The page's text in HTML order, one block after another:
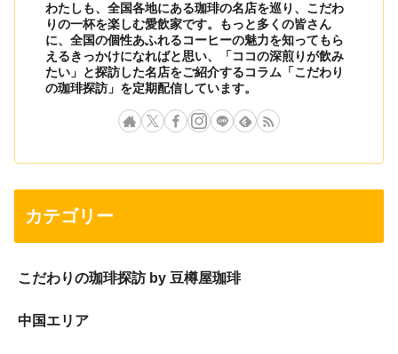
わたしも、全国各地にある珈琲の名店を巡り、こだわ
りの一杯を楽しむ愛飲家です。もっと多くの皆さん
に、全国の個性あふれるコーヒーの魅力を知ってもら
えるきっかけになればと思い、「ココの深煎りが飲み
たい」と探訪した名店をご紹介するコラム「こだわり
の珈琲探訪」を定期配信しています。
カテゴリー
こだわりの珈琲探訪 by 豆樽屋珈琲
中国エリア